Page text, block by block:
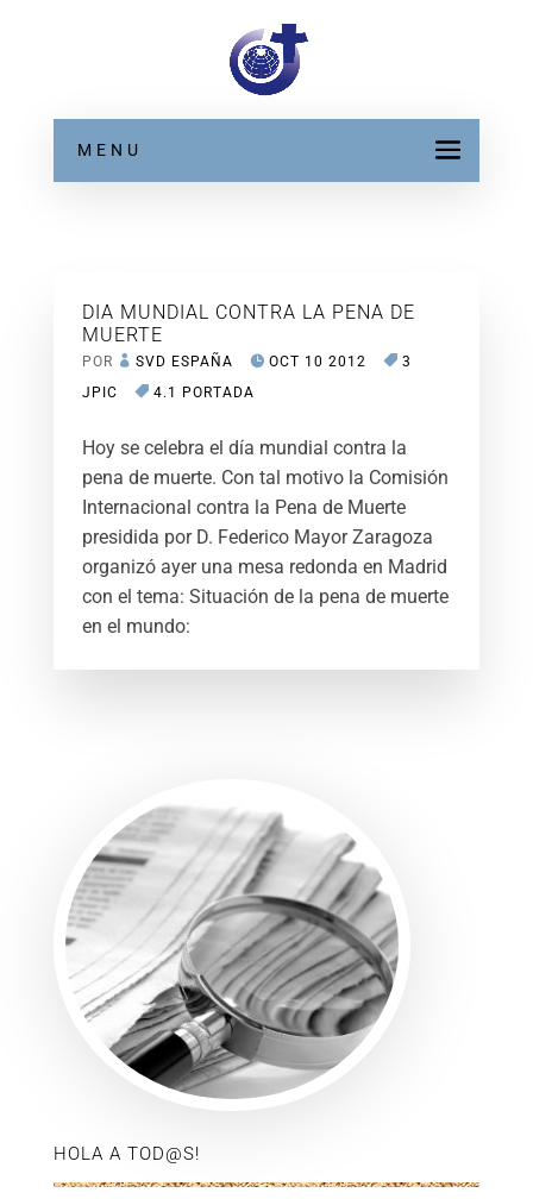
MENU
DIA MUNDIAL CONTRA LA PENA DE
MUERTE
POR SVD ESPAÑA OCT 10 2012
3
JPIC
4.1 PORTADA
Hoy se celebra el día mundial contra la
pena de muerte. Con tal motivo la Comisión
Internacional contra la Pena de Muerte
presidida por D. Federico Mayor Zaragoza
organizó ayer una mesa redonda en Madrid
con el tema: Situación de la pena de muerte
en el mundo:
HOLA A TOD@S!